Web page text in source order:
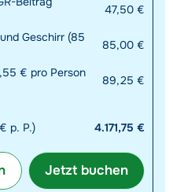
47,50 €
Geschirr (85
85,00 €
€ pro Person
89,25 €
p. P.) 4.171,75 €
Jetzt buchen